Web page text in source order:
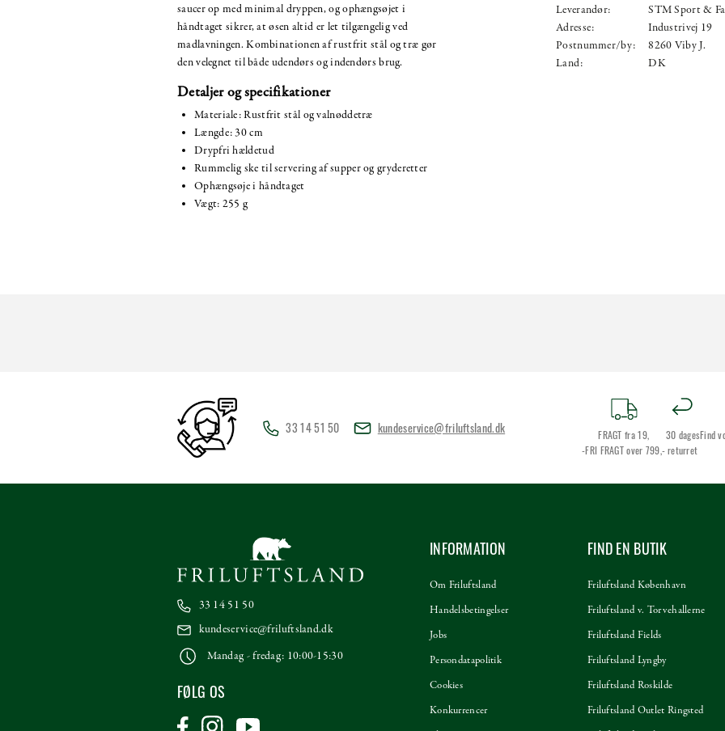
saucer op med minimal dryppen, og ophængsøjet i
håndtaget sikrer, at øsen altid er let tilgængelig ved
madlavningen. Kombinationen af rustfrit stål og træ gør
den velegnet til både udendørs og indendørs brug.
Detaljer og specifikationer
Materiale: Rustfrit stål og valnøddetræ
Længde: 30 cm
Drypfri hældetud
Rummelig ske til servering af supper og gryderetter
Ophængsøje i håndtaget
Vægt: 255 g
Leverandør:
STM Sport &
Adresse:
Industrivej 19
Postnummer/by:
8260 Viby J.
Land:
DK
33 14 51 50 kundeservice@friluftsland.dk
FRAGT fra 19,
-FRI FRAGT over 799,-
30 dages
returret
Find
33 14 51 50
kundeservice@friluftsland.dk
Mandag - fredag: 10:00-15:30
FØLG OS
INFORMATION
Om Friluftsland
Handelsbetingelser
Jobs
Persondatapolitik
Cookies
Konkurrencer
FIND EN BUTIK
Friluftsland København
Friluftsland v. Torvehallerne
Friluftsland Fields
Friluftsland Lyngby
Friluftsland Roskilde
Friluftsland Outlet Ringsted